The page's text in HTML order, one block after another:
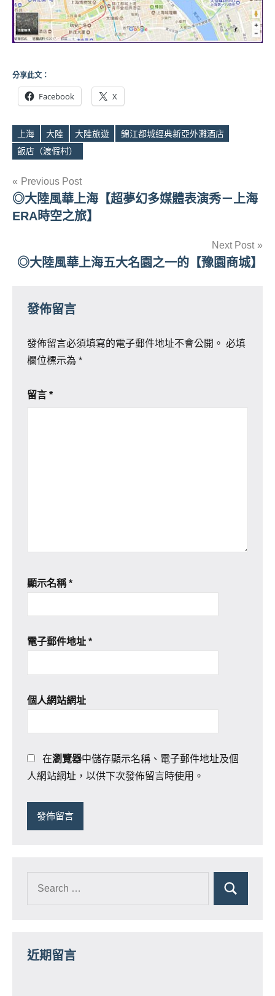
分享此文：
Facebook X
Tags
上海 大陸 大陸旅遊
錦江都城經典新亞外灘酒店
飯店（渡假村）
文
章
覽
Previous Post
◎大陸風華上海【超夢幻多媒體表演秀－上海
ERA時空之旅】
Next Post
◎大陸風華上海五大名園之一的【豫園商城】
發佈留言
發佈留言必須填寫的電子郵件地址不會公開。 必填
欄位標示為 *
留言 *
顯示名稱*
電子郵件地址 *
個人網站網址
在瀏覽器中儲存顯示名稱、電子郵件地址及個
人網站網址，以供下次發佈留言時使用。
近期留言